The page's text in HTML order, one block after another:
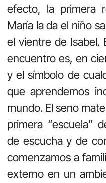
efecto, la primera
María la da el niño
el vientre de Isabel.
encuentro es, en
y el símbolo de
que aprendemos
mundo. El seno
primera “escuela”
de escucha y de
comenzamos a
externo en un